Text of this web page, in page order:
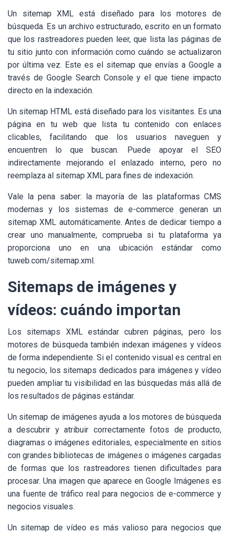
Un sitemap XML está diseñado para los motores de
búsqueda. Es un archivo estructurado, escrito en un formato
que los rastreadores pueden leer, que lista las páginas de
tu sitio junto con información como cuándo se actualizaron
por última vez. Este es el sitemap que envías a Google a
través de Google Search Console y el que tiene impacto
directo en la indexación.
Un sitemap HTML está diseñado para los visitantes. Es una
página en tu web que lista tu contenido con enlaces
clicables, facilitando que los usuarios naveguen y
encuentren lo que buscan. Puede apoyar el SEO
indirectamente mejorando el enlazado interno, pero no
reemplaza al sitemap XML para fines de indexación.
Vale la pena saber: la mayoría de las plataformas CMS
modernas y los sistemas de e-commerce generan un
sitemap XML automáticamente. Antes de dedicar tiempo a
crear uno manualmente, comprueba si tu plataforma ya
proporciona uno en una ubicación estándar como
tuweb.com/sitemap.xml.
Sitemaps de imágenes y
vídeos: cuándo importan
Los sitemaps XML estándar cubren páginas, pero los
motores de búsqueda también indexan imágenes y vídeos
de forma independiente. Si el contenido visual es central en
tu negocio, los sitemaps dedicados para imágenes y vídeo
pueden ampliar tu visibilidad en las búsquedas más allá de
los resultados de páginas estándar.
Un sitemap de imágenes ayuda a los motores de búsqueda
a descubrir y atribuir correctamente fotos de producto,
diagramas o imágenes editoriales, especialmente en sitios
con grandes bibliotecas de imágenes o imágenes cargadas
de formas que los rastreadores tienen dificultades para
procesar. Una imagen que aparece en Google Imágenes es
una fuente de tráfico real para negocios de e-commerce y
negocios visuales.
Un sitemap de vídeo es más valioso para negocios que